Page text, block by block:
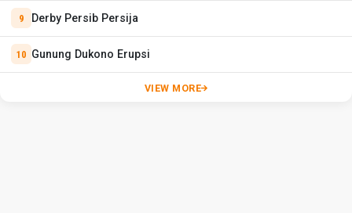
Derby Persib Persija
Gunung Dukono Erupsi
VIEW MORE